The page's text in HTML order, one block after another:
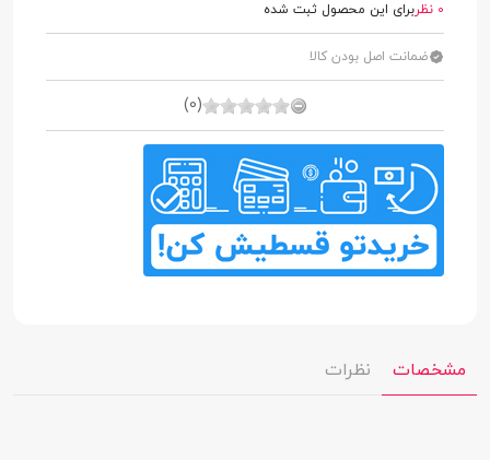
0 نظر برای این محصول ثبت شده
ضمانت اصل بودن کالا
(0)
مشخصات نظرات